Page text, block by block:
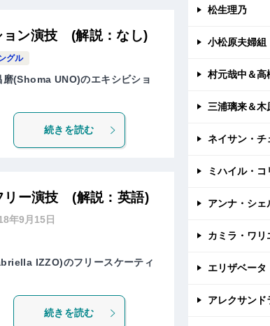
ン演技 (解説：なし)
グル
(Shoma UNO)のエキシビショ
続きを読む
ー演技 (解説：英語)
年9月15日
IZZO)のフリースケーティ
続きを読む
松生理乃
小松原夫婦組
村元哉中＆高
三浦璃来＆木
ネイサン・チ
ミハイル・コ
アンナ・シェ
カミラ・ワリ
エリザベータ
アレクサンド